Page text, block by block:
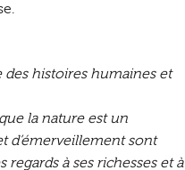
des histoires humaines et
la nature est un
d’émerveillement sont
à ses richesses et à